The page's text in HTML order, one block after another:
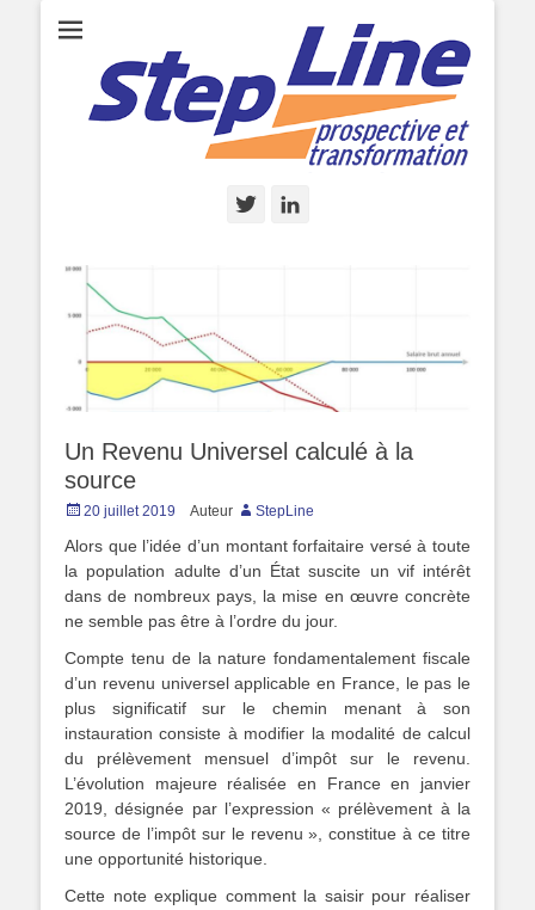
StepLine, prospective et transformation, par Marc de Basquiat
Twitter
Un Revenu Universel calculé à la
source
Posted
20 juillet 2019 Auteur StepLine
Alors que l’idée d’un montant forfaitaire versé à toute
la population adulte d’un État suscite un vif intérêt
dans de nombreux pays, la mise en œuvre concrète
ne semble pas être à l’ordre du jour.
Compte tenu de la nature fondamentalement fiscale
d’un revenu universel applicable en France, le pas le
plus significatif sur le chemin menant à son
instauration consiste à modifier la modalité de calcul
du prélèvement mensuel d’impôt sur le revenu.
L’évolution majeure réalisée en France en janvier
2019, désignée par l’expression « prélèvement à la
source de l’impôt sur le revenu », constitue à ce titre
une opportunité historique.
Cette note explique comment la saisir pour réaliser